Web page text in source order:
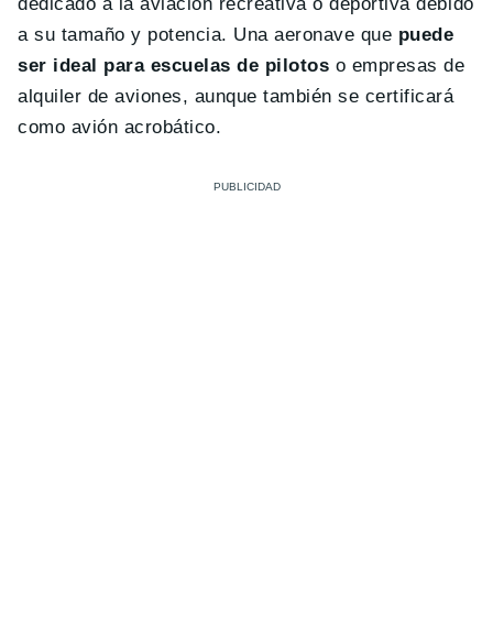
a su tamaño y potencia. Una aeronave que puede
ser ideal para escuelas de pilotos o empresas de
alquiler de aviones, aunque también se certificará
como avión acrobático.